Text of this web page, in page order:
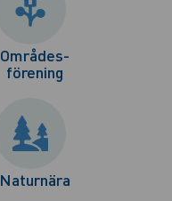
Områdes-
förening
Naturnära